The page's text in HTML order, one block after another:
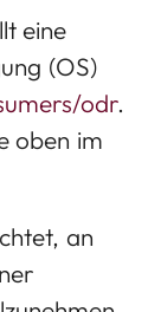
eine
(OS)
odr.
oben im
an